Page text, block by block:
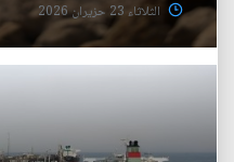
الثلاثاء 23 حزيران 2026